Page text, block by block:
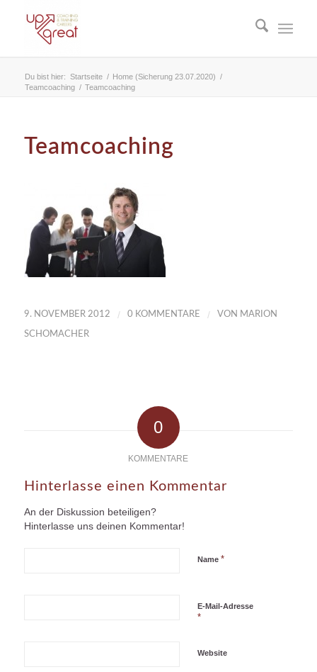
Du bist hier: Startseite / Home (Sicherung 23.07.2020) /
Teamcoaching / Teamcoaching
Teamcoaching
9. NOVEMBER 2012 / 0 KOMMENTARE / VON MARION
SCHOMACHER
0
KOMMENTARE
Hinterlasse einen Kommentar
An der Diskussion beteiligen?
Hinterlasse uns deinen Kommentar!
Name *
E-Mail-Adresse
*
Website